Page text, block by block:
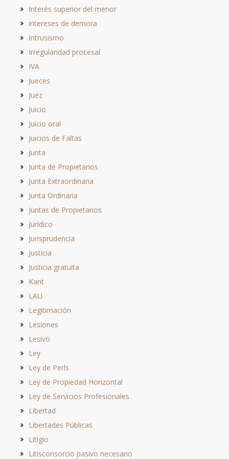
Interés superior del menor
intereses de demora
Intrusismo
Irregularidad procesal
IVA
Jueces
Juez
Juicio
Juicio oral
Juicios de Faltas
Junta
Junta de Propietarios
Junta Extraordinaria
Junta Ordinaria
Juntas de Propietarios
Jurídico
Jurisprudencia
Justicia
Justicia gratuita
Kant
LAU
Legitimación
Lesiones
Lesivo
Ley
Ley de Perls
Ley de Propiedad Horizontal
Ley de Servicios Profesionales
Libertad
Libertades Públicas
Litigio
Litisconsorcio pasivo necesario